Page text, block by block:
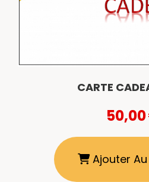
CARTE
50,00
Ajouter